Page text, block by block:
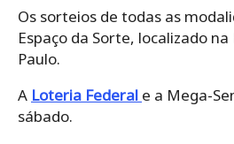
Os sorteios de todas as
Espaço da Sorte, localizado
Paulo.
A Loteria Federal e a Mega-
sábado.